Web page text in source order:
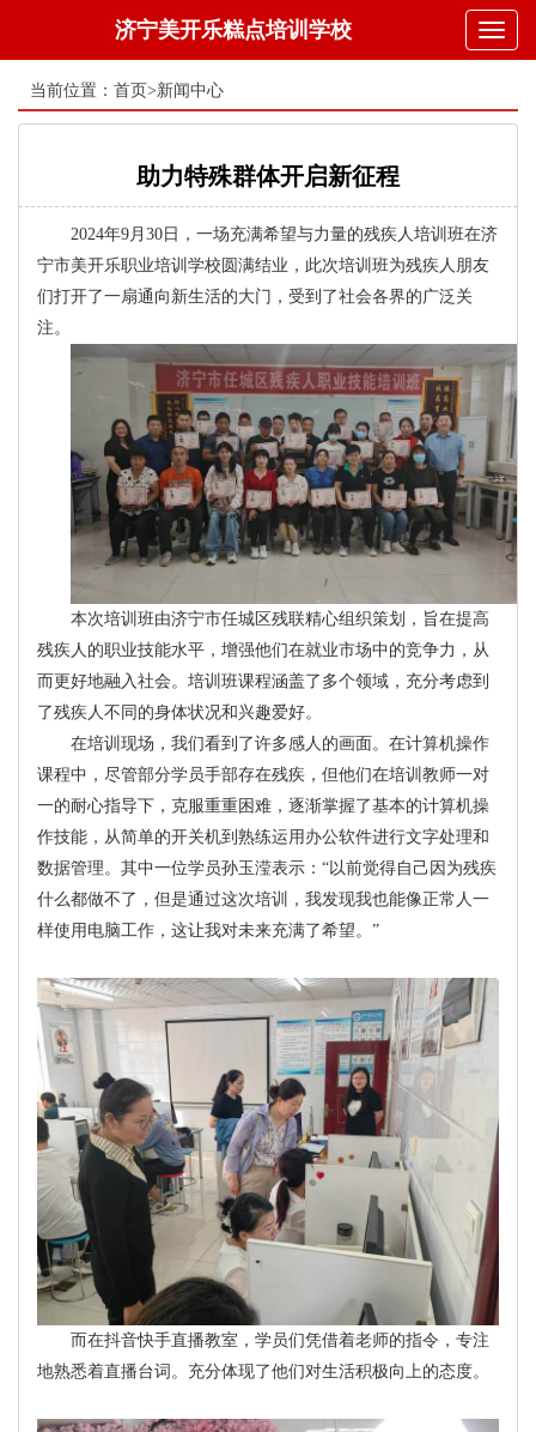
Toggle
济宁美开乐糕点培训学校
当前位置： 首页>新闻中心
助力特殊群体开启新征程
2024年9月30日，一场充满希望与力量的残疾人培训班在济
宁市美开乐职业培训学校圆满结业，此次培训班为残疾人朋友
们打开了一扇通向新生活的大门，受到了社会各界的广泛关
注。
本次培训班由济宁市任城区残联精心组织策划，旨在提高
残疾人的职业技能水平，增强他们在就业市场中的竞争力，从
而更好地融入社会。培训班课程涵盖了多个领域，充分考虑到
了残疾人不同的身体状况和兴趣爱好。
在培训现场，我们看到了许多感人的画面。在计算机操作
课程中，尽管部分学员手部存在残疾，但他们在培训教师一对
一的耐心指导下，克服重重困难，逐渐掌握了基本的计算机操
作技能，从简单的开关机到熟练运用办公软件进行文字处理和
数据管理。其中一位学员孙玉滢表示：“以前觉得自己因为残疾
什么都做不了，但是通过这次培训，我发现我也能像正常人一
样使用电脑工作，这让我对未来充满了希望。”
而在抖音快手直播教室，学员们凭借着老师的指令，专注
地熟悉着直播台词。充分体现了他们对生活积极向上的态度。